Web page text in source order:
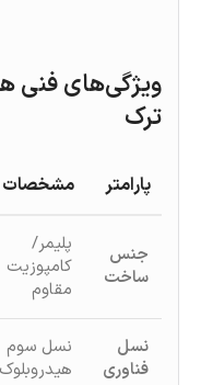
ویژگی‌های فنی
ترک
پارامتر مشخصات
جنس
ساخت
پلیمر/
کامپوزیت
مقاوم
نسل
فناوری
نسل سوم